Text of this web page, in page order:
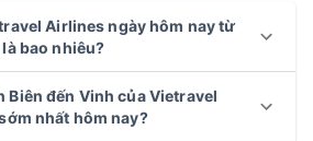
Airlines ngày hôm nay từ
bao nhiêu?
Biên đến Vinh của Vietravel
nhất hôm nay?